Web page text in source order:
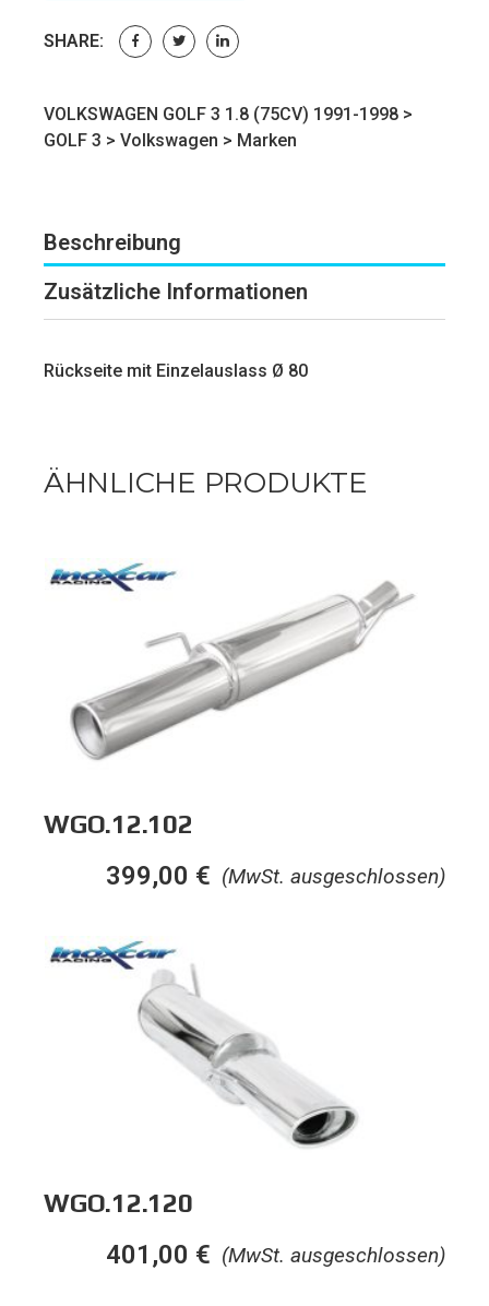
SHARE:
VOLKSWAGEN GOLF 3 1.8 (75CV) 1991-1998 >
GOLF 3 > Volkswagen > Marken
Beschreibung
Zusätzliche Informationen
Rückseite mit Einzelauslass Ø 80
ÄHNLICHE PRODUKTE
WGO.12.102
(MwSt. ausgeschlossen)
399,00 €
WGO.12.120
(MwSt. ausgeschlossen)
401,00 €